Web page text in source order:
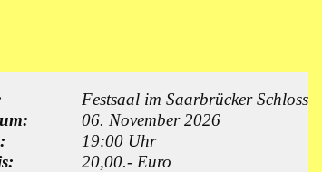
Festsaal im Saarbrücker Schloss
06. November 2026
19:00 Uhr
20,00.- Euro